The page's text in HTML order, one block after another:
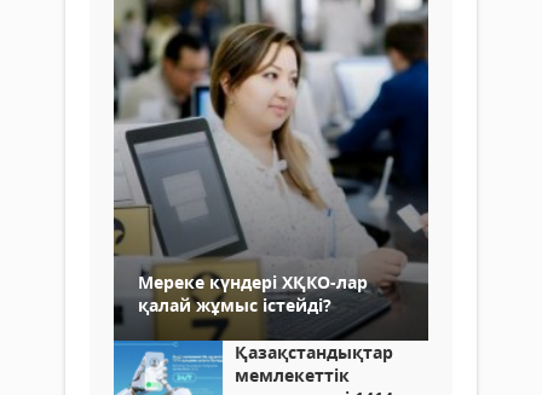
Мереке күндері ХҚКО-лар
қалай жұмыс істейді?
Қазақстандықтар
мемлекеттік